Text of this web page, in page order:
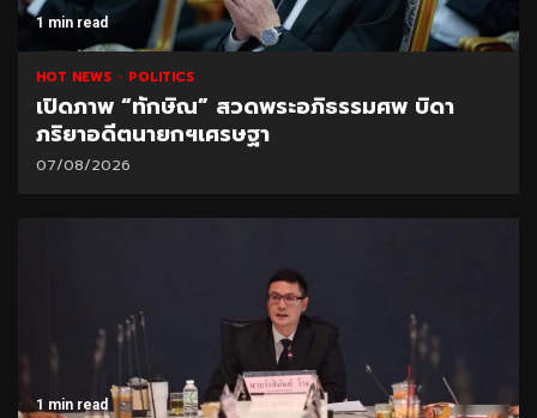
1 min read
HOT NEWS POLITICS
เปิดภาพ “ทักษิณ” สวดพระอภิธรรมศพ บิดา
ภริยาอดีตนายกฯเศรษฐา
07/08/2026
1 min read